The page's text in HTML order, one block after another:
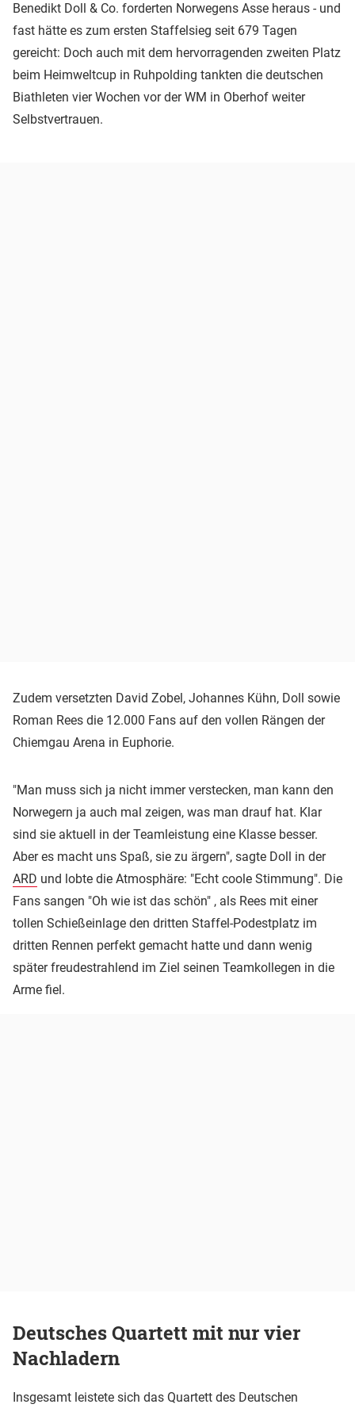
Benedikt Doll & Co. forderten Norwegens Asse heraus - und
fast hätte es zum ersten Staffelsieg seit 679 Tagen
gereicht: Doch auch mit dem hervorragenden zweiten Platz
beim Heimweltcup in Ruhpolding tankten die deutschen
Biathleten vier Wochen vor der WM in Oberhof weiter
Selbstvertrauen.
Zudem versetzten David Zobel, Johannes Kühn, Doll sowie
Roman Rees die 12.000 Fans auf den vollen Rängen der
Chiemgau Arena in Euphorie.
"Man muss sich ja nicht immer verstecken, man kann den
Norwegern ja auch mal zeigen, was man drauf hat. Klar
sind sie aktuell in der Teamleistung eine Klasse besser.
Aber es macht uns Spaß, sie zu ärgern", sagte Doll in der
ARD und lobte die Atmosphäre: "Echt coole Stimmung". Die
Fans sangen "Oh wie ist das schön" , als Rees mit einer
tollen Schießeinlage den dritten Staffel-Podestplatz im
dritten Rennen perfekt gemacht hatte und dann wenig
später freudestrahlend im Ziel seinen Teamkollegen in die
Arme fiel.
Deutsches Quartett mit nur vier
Nachladern
Insgesamt leistete sich das Quartett des Deutschen